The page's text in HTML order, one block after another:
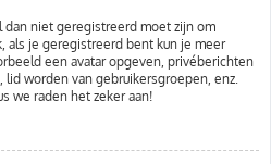
niet geregistreerd moet zijn om
als je geregistreerd bent kun je meer
een avatar opgeven, privéberichten
worden van gebruikersgroepen, enz.
we raden het zeker aan!